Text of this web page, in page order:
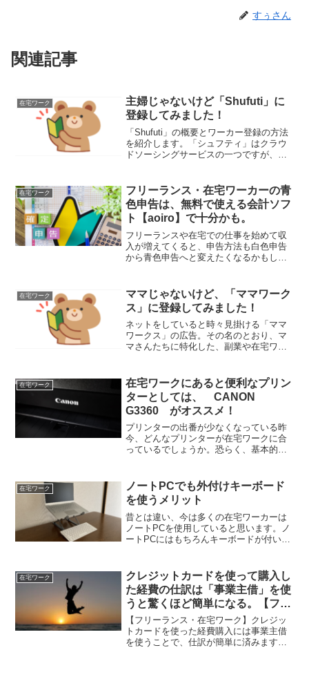
すぅさん
関連記事
在宅ワーク
主婦じゃないけど「Shufuti」に
登録してみました！
「Shufuti」の概要とワーカー登録の方法
を紹介します。「シュフティ」はクラウ
ドソーシングサービスの一つですが、ラ
は低く、分かりやすく、使いやすい印象
です。
在宅ワーク
フリーランス・在宅ワーカーの青
色申告は、無料で使える会計ソフ
ト【aoiro】で十分かも。
フリーランスや在宅での仕事を始めて収
入が増えてくると、申告方法も白色申告
から青色申告へと変えたくなるかもしれ
いう無料の会計アプリは無駄な機能を省
いたシンプルなアプリ。
在宅ワーク
ママじゃないけど、「ママワーク
ス」に登録してみました！
ネットをしていると時々見掛ける「ママ
ワークス」の広告。その名のとおり、マ
マさんたちに特化した、副業や在宅ワー
録作業をしてみました。
在宅ワーク
在宅ワークにあると便利なプリン
ターとしては、 CANON
G3360 がオススメ！
プリンターの出番が少なくなっている昨
今、どんなプリンターが在宅ワークに合
っているでしょうか。恐らく、基本的な
グコストと購入価格のバランスです。オ
ススメはCanon G3360
在宅ワーク
ノートPCでも外付けキーボード
を使うメリット
昔とは違い、今は多くの在宅ワーカーは
ノートPCを使用していると思います。ノ
ートPCにはもちろんキーボードが付いて
ます。
在宅ワーク
クレジットカードを使って購入し
た経費の仕訳は「事業主借」を使
うと驚くほど簡単になる。【フリ
ーランス・在宅ワーク】
【フリーランス・在宅ワーク】クレジッ
トカードを使った経費購入には事業主借
を使うことで、仕訳が簡単に済みます。